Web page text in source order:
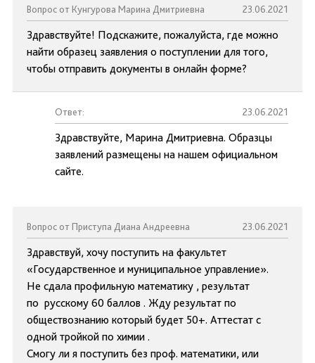
Вопрос от Кунгурова Марина Дмитриевна 23.06.2021
Здравствуйте! Подскажите, пожалуйста, где можно
найти образец заявления о поступлении для того,
чтобы отправить документы в онлайн форме?
Ответ: 23.06.2021
Здравствуйте, Марина Дмитриевна. Образцы
заявлений размещены на нашем официальном
сайте.
Вопрос от Приступа Диана Андреевна 23.06.2021
Здравствуй, хочу поступить на факультет
«Государственное и муниципальное управление».
Не сдала профильную математику , результат
по русскому 60 баллов . Жду результат по
обществознанию который будет 50+. Аттестат с
одной тройкой по химии .
Смогу ли я поступить без проф. математики, или